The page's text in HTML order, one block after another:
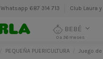
Whatsapp 687 314 713 Club Laura
BEBÉ
0 a 36 meses
PEQUEÑA PUERICULTURA Juego